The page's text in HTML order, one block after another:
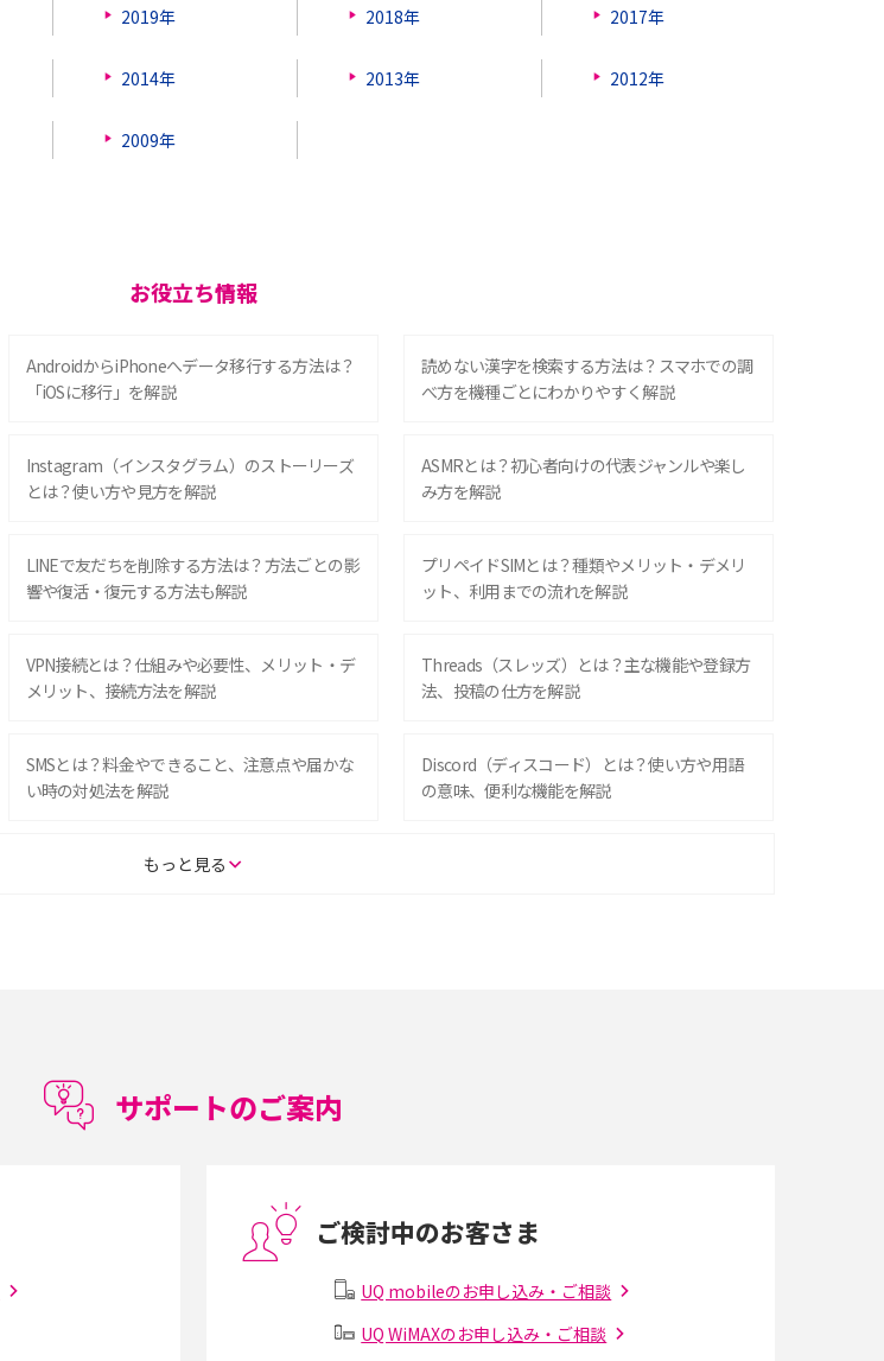
2019年 2018年 2017年
2014年 2013年 2012年
2009年
お役立ち情報
AndroidからiPhoneへデータ移行する方法は？
「iOSに移行」を解説
読めない漢字を検索する方法は？スマホでの調
べ方を機種ごとにわかりやすく解説
Instagram（インスタグラム）のストーリーズ
とは？使い方や見方を解説
ASMRとは？初心者向けの代表ジャンルや楽し
み方を解説
LINEで友だちを削除する方法は？方法ごとの影
響や復活・復元する方法も解説
プリペイドSIMとは？種類やメリット・デメリ
ット、利用までの流れを解説
VPN接続とは？仕組みや必要性、メリット・デ
メリット、接続方法を解説
Threads（スレッズ）とは？主な機能や登録方
法、投稿の仕方を解説
SMSとは？料金やできること、注意点や届かな
い時の対処法を解説
Discord（ディスコード）とは？使い方や用語
の意味、便利な機能を解説
iPhone 16eとiPhone 14を徹底比較！スペッ
ト・デメリットを詳しく紹介
iCloudの使用容量を減らす9つの方法！使用状
の設定方法やおススメを紹介
もっと見る
サポートのご案内
ご検討中のお客さま
UQ mobileのお申し込み・ご相談
UQ WiMAXのお申し込み・ご相談